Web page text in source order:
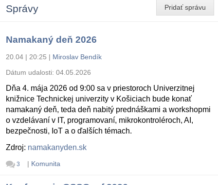
Pridať správu
Správy
Namakaný deň 2026
20.04 | 20:25 | Miroslav Bendík
Dátum udalosti: 04.05.2026
Dňa 4. mája 2026 od 9:00 sa v priestoroch Univerzitnej
knižnice Technickej univerzity v Košiciach bude konať
namakaný deň, teda deň nabitý prednáškami a workshopmi
o vzdelávaní v IT, programovaní, mikrokontroléroch, AI,
bezpečnosti, IoT a o ďalších témach.
Zdroj: namakanyden.sk
3 | Komunita